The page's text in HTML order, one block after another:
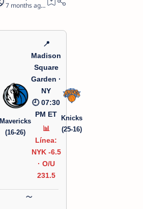
7 months ago 1
Mavericks
(16-26)
📍
Madison
Square
Garden ·
NY
🕘 07:30
PM ET
📊
Línea:
NYK -6.5
· O/U
231.5
Knicks
(25-16)